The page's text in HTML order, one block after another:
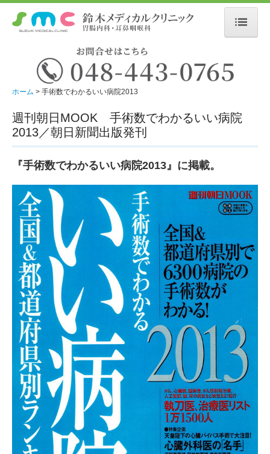
初診の方へ
医師の紹介
胃腸内科について
耳鼻咽喉科について
お知らせ
施設・設備紹介
ホーム 手術数でわかるいい病院2013
週刊朝日MOOK 手術数でわかるいい病院
2013／朝日新聞出版発刊
『手術数でわかるいい病院2013』に掲載。